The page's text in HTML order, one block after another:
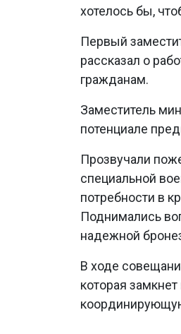
хотелось бы,
Первый
рассказал о
гражданам.
Заместитель
потенциале
Прозвучали
специальной
потребности в
Поднимались
надежной
В ходе
которая